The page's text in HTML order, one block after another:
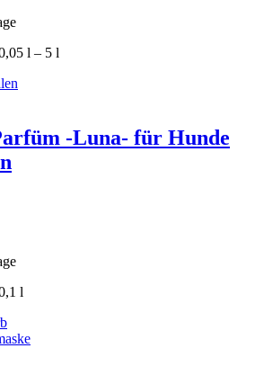
l – 5 l
mehrere
Varianten
werden
-Luna- für Hunde
l